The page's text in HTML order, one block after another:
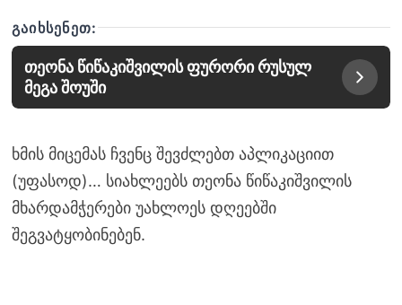
ᲒᲐᲘᲮᲡᲔᲜᲔᲗ:
თეონა წიწაკიშვილის ფურორი რუსულ
მეგა შოუში
ხმის მიცემას ჩვენც შევძლებთ აპლიკაციით
(უფასოდ)… სიახლეებს თეონა წიწაკიშვილის
მხარდამჭერები უახლოეს დღეებში
შეგვატყობინებენ.